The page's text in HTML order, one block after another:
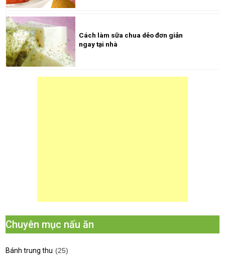
Cách làm sữa chua dẻo đơn giản
ngay tại nhà
Chuyên mục nấu ăn
Bánh trung thu (25)